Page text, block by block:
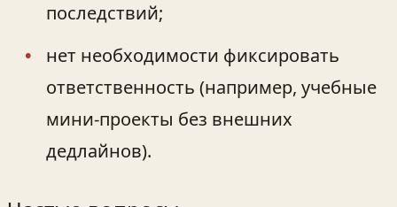
последствий;
нет необходимости фиксировать
ответственность (например, учебные
мини-проекты без внешних
дедлайнов).